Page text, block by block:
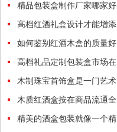
精品包装盒制作厂家哪家好
高档红酒礼盒设计才能增添
礼盒的“分量”
如何鉴别红酒木盒的质量好
坏
高档礼品定制包装盒市场在
哪里？
木制珠宝首饰盒是一门艺术
木质红酒盒按在商品流通全
过程中的功效归类
精美的酒盒包装就像一个精